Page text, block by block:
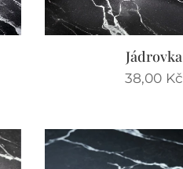
Jádrovka
38,00Kč